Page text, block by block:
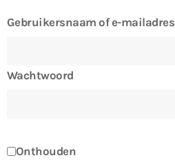
Gebruikersnaam of e-mailadres
Wachtwoord
Onthouden